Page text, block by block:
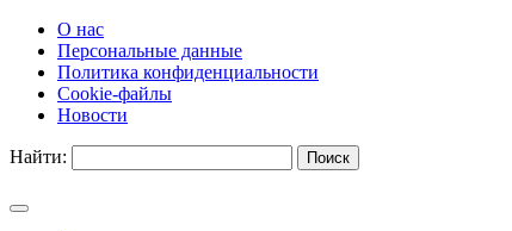
О нас
Персональные данные
Политика конфиденциальности
Cookie-файлы
Новости
Найти: